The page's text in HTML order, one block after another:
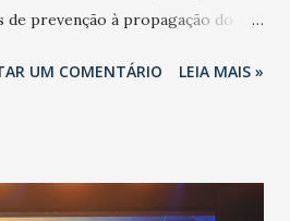
de prevenção à propagação do
Estado na contenção da
cuidados com os ambientes
UM COMENTÁRIO LEIA MAIS »